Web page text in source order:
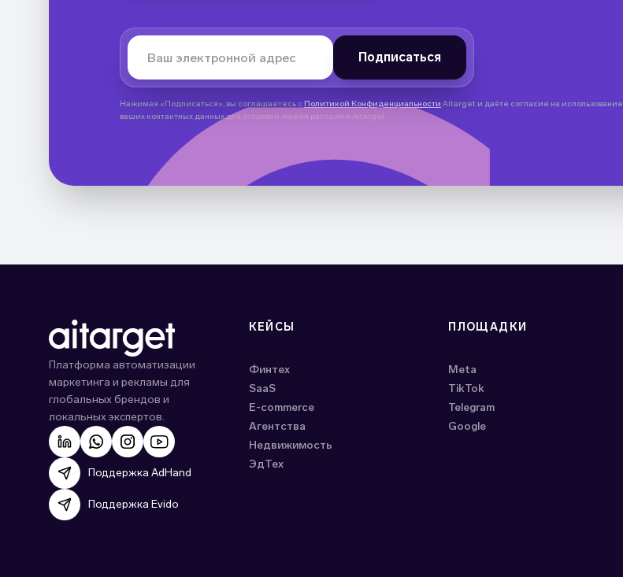
Нажимая «Подписаться», вы соглашаетесь с Политикой Конфиденциальности Aitarget и даёте согласие на использование
ваших контактных данных для отправки имейл рассылки Aitarget.
Платформа автоматизации
маркетинга и рекламы для
глобальных брендов и
локальных экспертов.
Поддержка AdHand
Поддержка Evido
КЕЙСЫ
Финтех
SaaS
E-commerce
Агентства
Недвижимость
ЭдТех
ПЛОЩАДКИ
Meta
ТikTok
Telegram
Google